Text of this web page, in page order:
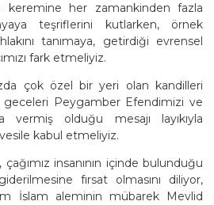
keremine her zamankinden fazla
teşriflerini kutlarken, örnek
tanımaya, getirdiği evrensel
fark etmeliyiz.
çok özel bir yeri olan kandilleri
Peygamber Efendimizi ve
vermiş olduğu mesajı layıkıyla
kabul etmeliyiz.
insanının içinde bulunduğu
fırsat olmasını diliyor,
İslam aleminin mübarek Mevlid